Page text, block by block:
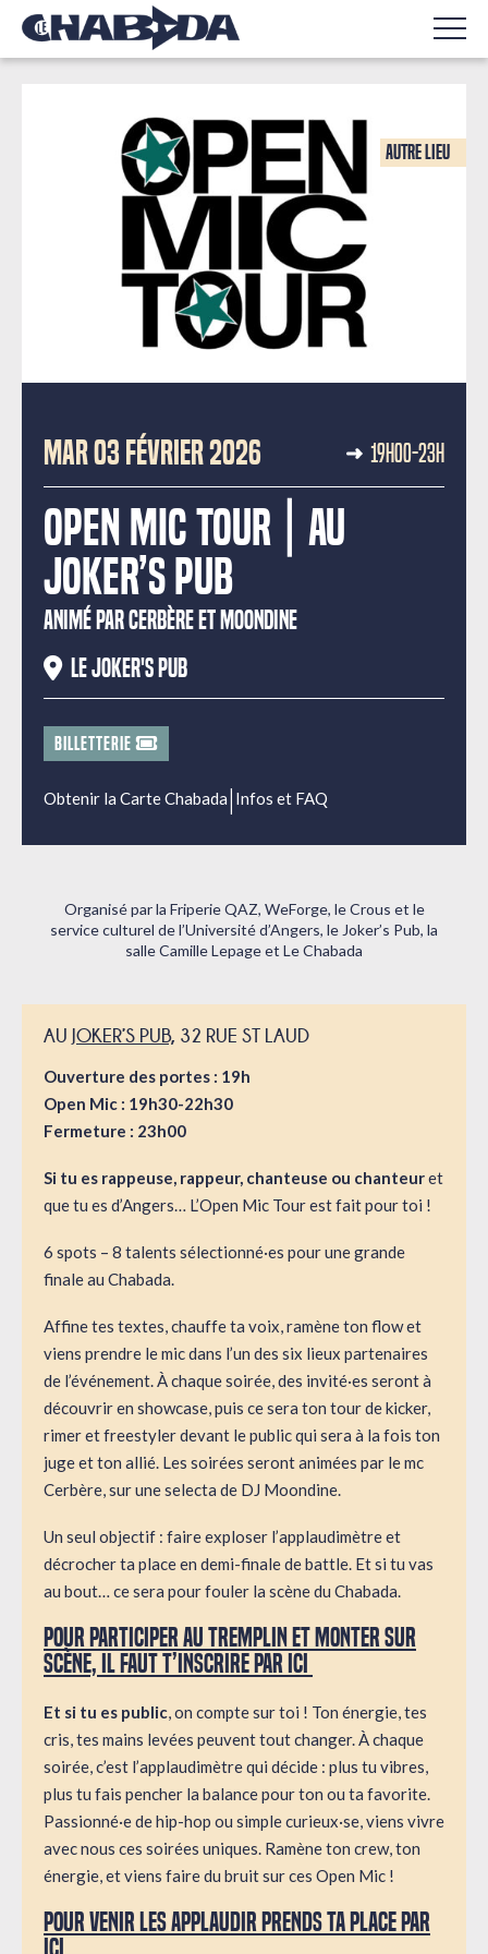
Autre lieu
MAR 03 FÉVRIER 2026 19H00-23H
Open Mic Tour | Au
Joker’s pub
ANIMÉ PAR CERBÈRE ET MOONDINE
Le Joker's Pub
BILLETTERIE
Obtenir la Carte Chabada| Infos et FAQ
Organisé par la Friperie QAZ, WeForge, le Crous et le
service culturel de l’Université d’Angers, le Joker’s Pub, la
salle Camille Lepage et Le Chabada
AU JOKER’S PUB, 32 RUE ST LAUD
Ouverture des portes : 19h
Open Mic : 19h30-22h30
Fermeture : 23h00
Si tu es rappeuse, rappeur, chanteuse ou chanteuret
que tu es d’Angers… L’Open Mic Tour est fait pour toi !
6 spots – 8 talents sélectionné·es pour une grande
finale au Chabada.
Affine tes textes, chauffe ta voix, ramène ton flow et
viens prendre le mic dans l’un des six lieux partenaires
de l’événement. À chaque soirée, des invité·es seront à
découvrir en showcase, puis ce sera ton tour de kicker,
rimer et freestyler devant le public qui sera à la fois ton
juge et ton allié. Les soirées seront animées par le mc
Cerbère, sur une selecta de DJ Moondine.
Un seul objectif : faire exploser l’applaudimètre et
décrocher ta place en demi-finale de battle. Et si tu vas
au bout… ce sera pour fouler la scène du Chabada.
Pour participer au tremplin et monter sur
scène, il faut t’inscrire par ici
Et si tu es public, on compte sur toi ! Ton énergie, tes
cris, tes mains levées peuvent tout changer. À chaque
soirée, c’est l’applaudimètre qui décide : plus tu vibres,
plus tu fais pencher la balance pour ton ou ta favorite.
Passionné·e de hip-hop ou simple curieux·se, viens vivre
avec nous ces soirées uniques. Ramène ton crew, ton
énergie, et viens faire du bruit sur ces Open Mic !
Pour venir les applaudir prends ta place par